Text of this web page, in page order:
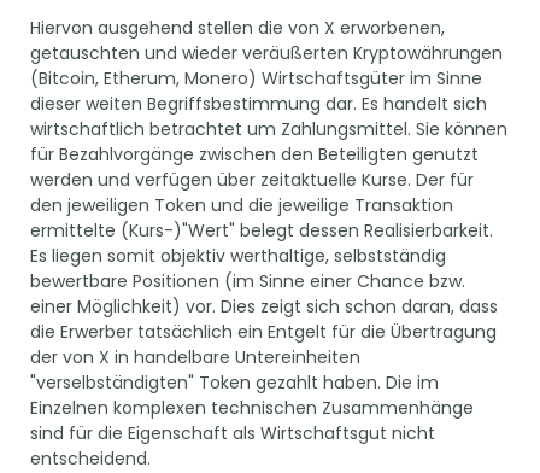
Hiervon ausgehend stellen die von X erworbenen,
getauschten und wieder veräußerten Kryptowährungen
(Bitcoin, Etherum, Monero) Wirtschaftsgüter im Sinne
dieser weiten Begriffsbestimmung dar. Es handelt sich
wirtschaftlich betrachtet um Zahlungsmittel. Sie können
für Bezahlvorgänge zwischen den Beteiligten genutzt
werden und verfügen über zeitaktuelle Kurse. Der für
den jeweiligen Token und die jeweilige Transaktion
ermittelte (Kurs-)"Wert" belegt dessen Realisierbarkeit.
Es liegen somit objektiv werthaltige, selbstständig
bewertbare Positionen (im Sinne einer Chance bzw.
einer Möglichkeit) vor. Dies zeigt sich schon daran, dass
die Erwerber tatsächlich ein Entgelt für die Übertragung
der von X in handelbare Untereinheiten
"verselbständigten" Token gezahlt haben. Die im
Einzelnen komplexen technischen Zusammenhänge
sind für die Eigenschaft als Wirtschaftsgut nicht
entscheidend.